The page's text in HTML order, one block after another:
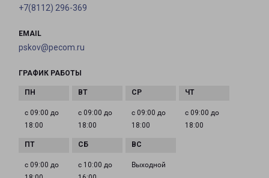
+7(8112) 296-369
EMAIL
pskov@pecom.ru
ГРАФИК РАБОТЫ
с 09:00 до
18:00
с 09:00 до
18:00
с 09:00 до
18:00
с 09:00 до
18:00
с 09:00 до
с 10:00 до
Выходной